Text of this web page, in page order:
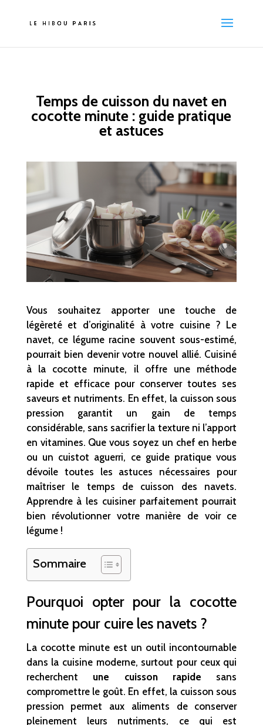
Temps de cuisson du navet en
cocotte minute : guide pratique
et astuces
Vous souhaitez apporter une touche de
légèreté et d’originalité à votre cuisine ? Le
navet, ce légume racine souvent sous-estimé,
pourrait bien devenir votre nouvel allié. Cuisiné
à la cocotte minute, il offre une méthode
rapide et efficace pour conserver toutes ses
saveurs et nutriments. En effet, la cuisson sous
pression garantit un gain de temps
considérable, sans sacrifier la texture ni l’apport
en vitamines. Que vous soyez un chef en herbe
ou un cuistot aguerri, ce guide pratique vous
dévoile toutes les astuces nécessaires pour
maîtriser le temps de cuisson des navets.
Apprendre à les cuisiner parfaitement pourrait
bien révolutionner votre manière de voir ce
légume !
Sommaire
Pourquoi opter pour la cocotte
minute pour cuire les navets ?
La cocotte minute est un outil incontournable
dans la cuisine moderne, surtout pour ceux qui
recherchent une cuisson rapide sans
compromettre le goût. En effet, la cuisson sous
pression permet aux aliments de conserver
pleinement leurs nutriments, ce qui est